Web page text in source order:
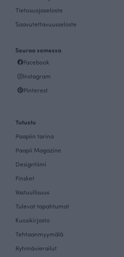
Tietosuojaseloste
Saavutettavuusseloste
Seuraa somessa
Facebook
Instagram
Pinterest
Tutustu
Paapiin tarina
Paapii Magazine
Designtiimi
Finsket
Vastuullisuus
Tulevat tapahtumat
Kuosikirjasto
Tehtaanmyymälä
Ryhmävierailut